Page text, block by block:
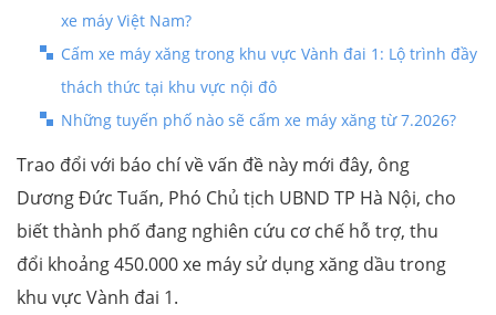
xe máy Việt Nam?
Cấm xe máy xăng trong khu vực Vành đai 1: Lộ trình đầy
thách thức tại khu vực nội đô
Những tuyến phố nào sẽ cấm xe máy xăng từ 7.2026?
Trao đổi với báo chí về vấn đề này mới đây, ông
Dương Đức Tuấn, Phó Chủ tịch UBND TP Hà Nội, cho
biết thành phố đang nghiên cứu cơ chế hỗ trợ, thu
đổi khoảng 450.000 xe máy sử dụng xăng dầu trong
khu vực Vành đai 1.